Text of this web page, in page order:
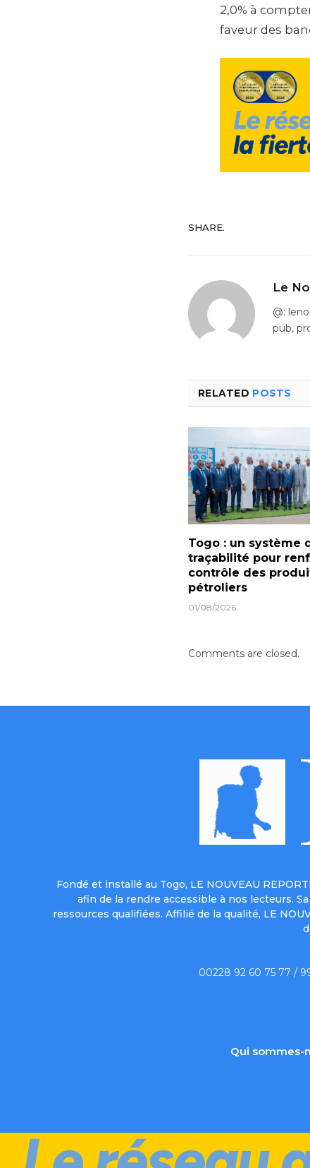
2,0% à
faveur des
SHARE.
Le
@:
pub,
RELATED POSTS
Togo : un système
traçabilité pour
contrôle des
pétroliers
01/08/2026
Comments are closed.
Fondé et installé au Togo, LE NOUVEAU
afin de la rendre accessible à nos lecteurs.
ressources qualifiées. Affilié de la qualité, LE
00228 92 60 75 77 /
Qui sommes-